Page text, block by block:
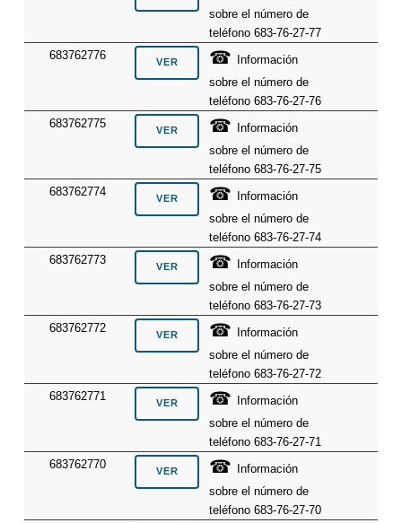
sobre el número de
teléfono 683-76-27-77
683762776
☎
Información
sobre el número de
teléfono 683-76-27-76
683762775
☎
Información
sobre el número de
teléfono 683-76-27-75
683762774
☎
Información
sobre el número de
teléfono 683-76-27-74
683762773
☎
Información
sobre el número de
teléfono 683-76-27-73
683762772
☎
Información
sobre el número de
teléfono 683-76-27-72
683762771
☎
Información
sobre el número de
teléfono 683-76-27-71
683762770
☎
Información
sobre el número de
teléfono 683-76-27-70